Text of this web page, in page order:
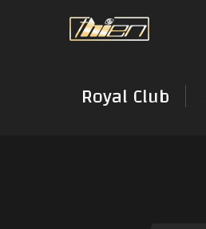
Royal Club